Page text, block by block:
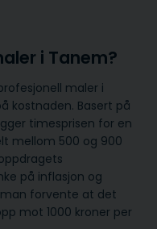
i Tanem?
maler i
kostnaden. Basert på
timesprisen for en
mellom 500 og 900
på inflasjon og
forvente at det
mot 1000 kroner per